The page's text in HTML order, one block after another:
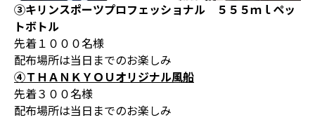
③キリンスポーツプロフェッショナル ５５５ｍｌペッ
トボトル
先着１０００名様
配布場所は当日までのお楽しみ
④ＴＨＡＮＫＹＯＵオリジナル風船
先着３００名様
配布場所は当日までのお楽しみ